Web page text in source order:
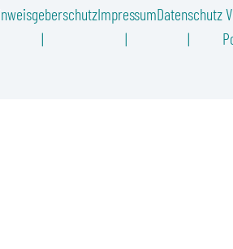
ImpressumDatenschutz